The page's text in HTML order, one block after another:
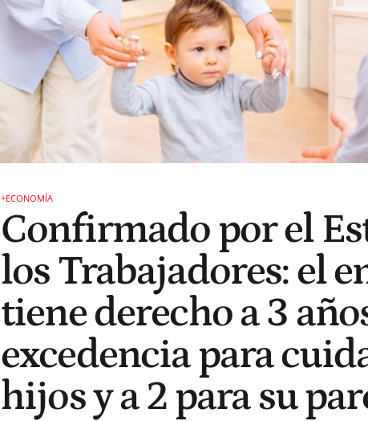
+ECONOMÍA
Confirmado por el
los Trabajadores: el
tiene derecho a 3
excedencia para
hijos y a 2 para su